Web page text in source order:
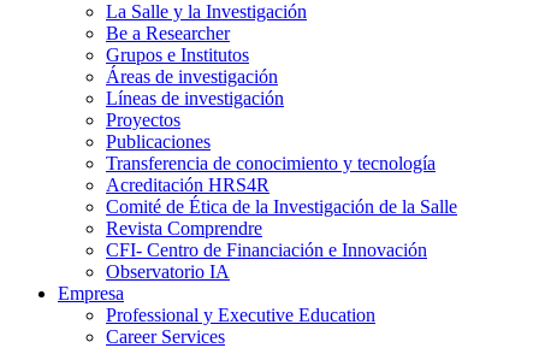
La Salle y la Investigación
Be a Researcher
Grupos e Institutos
Áreas de investigación
Líneas de investigación
Proyectos
Publicaciones
Transferencia de conocimiento y tecnología
Acreditación HRS4R
Comité de Ética de la Investigación de la Salle
Revista Comprendre
CFI- Centro de Financiación e Innovación
Observatorio IA
Empresa
Professional y Executive Education
Career Services